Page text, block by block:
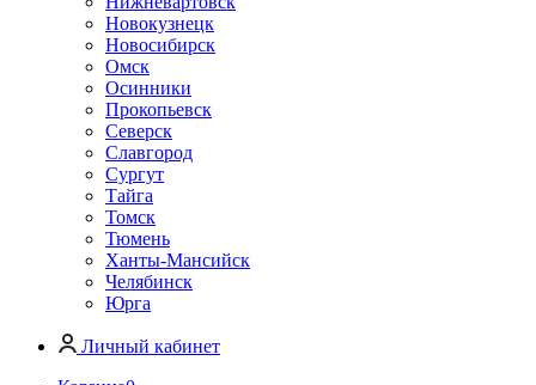
Новокузнецк
Новосибирск
Омск
Осинники
Прокопьевск
Северск
Славгород
Сургут
Тайга
Томск
Тюмень
Ханты-Мансийск
Челябинск
Юрга
Личный кабинет